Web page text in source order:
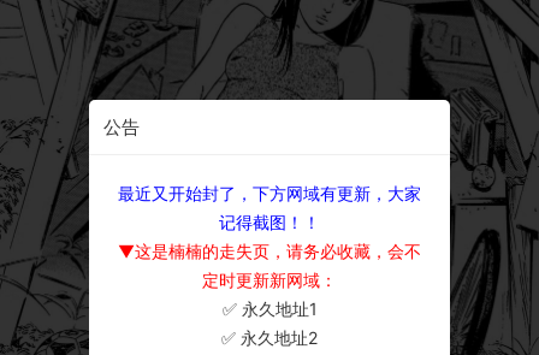
公告
最近又开始封了，下方网域有更新，大家
记得截图！！
▼这是楠楠的走失页，请务必收藏，会不
定时更新新网域：
✅ 永久地址1
✅ 永久地址2